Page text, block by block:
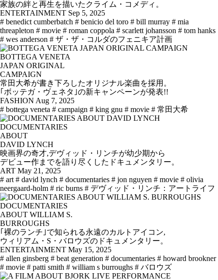
家族の絆と再生を描いたクライム・コメディ。
ENTERTAINMENT Sep 5, 2025
# benedict cumberbatch # benicio del toro # bill murray # mia
threapleton # movie # roman coppola # scarlett johansson # tom hanks
# wes anderson # ザ・ザ・コルダのフェニキア計画
BOTTEGA VENETA
JAPAN ORIGINAL
CAMPAIGN
常田大希が書き下ろしたオリジナル楽曲を採用。
｢ボッテガ・ヴェネタ｣の新キャンペーンが発表!!
FASHION Aug 7, 2025
# bottega veneta # campaign # king gnu # movie # 常田大希
DOCUMENTARIES
ABOUT
DAVID LYNCH
映画界の奇才,デヴィッド・リンチが幼少期から
デビュー作までを語り尽くしたドキュメンタリー。
ART May 21, 2025
# art # david lynch # documentaries # jon nguyen # movie # olivia
neergaard-holm # ric burns # デヴィッド・リンチ：アートライフ
DOCUMENTARIES
ABOUT WILLIAM S.
BURROUGHS
｢裸のランチ｣で知られる永遠のカルトアイコン,
ウィリアム・S・バロウズのドキュメンタリー。
ENTERTAINMENT May 15, 2025
# allen ginsberg # beat generation # documentaries # howard brookner
# movie # patti smith # william s burroughs # バロウズ